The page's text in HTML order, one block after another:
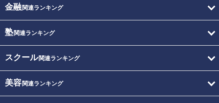
金融関連ランキング
塾関連ランキング
スクール関連ランキング
美容関連ランキング